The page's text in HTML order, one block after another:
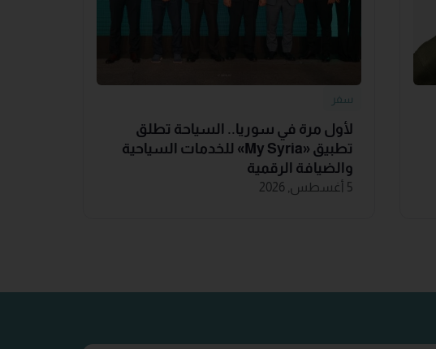
سفر
لأول مرة في سوريا.. السياحة تطلق
تطبيق «‏My Syria‏» للخدمات السياحية
والضيافة ‏الرقمية
5 أغسطس, 2026